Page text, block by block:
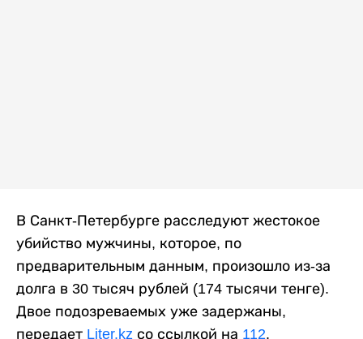
В Санкт-Петербурге расследуют жестокое
убийство мужчины, которое, по
предварительным данным, произошло из-за
долга в 30 тысяч рублей (174 тысячи тенге).
Двое подозреваемых уже задержаны,
передает Liter.kz со ссылкой на 112.